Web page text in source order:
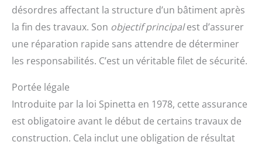
désordres affectant la structure d’un bâtiment après
la fin des travaux. Son objectif principalest d’assurer
une réparation rapide sans attendre de déterminer
les responsabilités. C’est un véritable filet de sécurité.
Portée légale
Introduite par la loi Spinetta en 1978, cette assurance
est obligatoire avant le début de certains travaux de
construction. Cela inclut une obligation de résultat